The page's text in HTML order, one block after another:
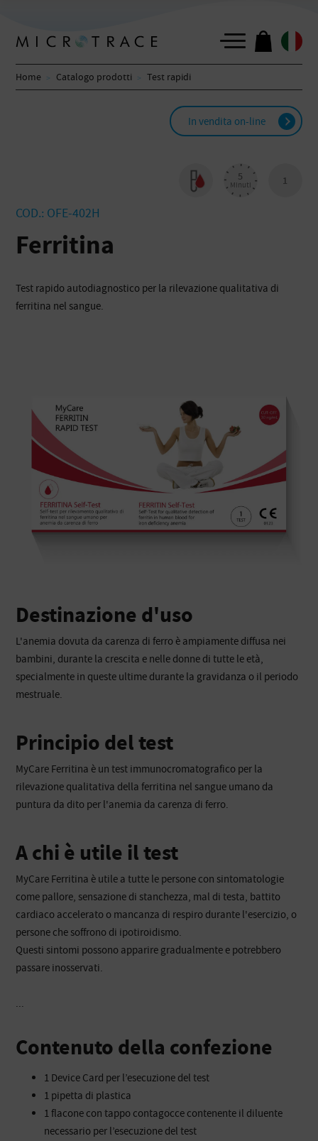
Home Catalogo prodotti Test rapidi
COD.: OFE-402H
Ferritina
Test rapido autodiagnostico per la rilevazione qualitativa di
ferritina nel sangue.
In vendita on-line
5
Minuti 1
Destinazione d'uso
L'anemia dovuta da carenza di ferro è ampiamente diffusa nei
bambini, durante la crescita e nelle donne di tutte le età,
specialmente in queste ultime durante la gravidanza o il periodo
mestruale.
Principio del test
MyCare Ferritina è un test immunocromatografico per la
rilevazione qualitativa della ferritina nel sangue umano da
puntura da dito per l'anemia da carenza di ferro.
A chi è utile il test
MyCare Ferritina è utile a tutte le persone con sintomatologie
come pallore, sensazione di stanchezza, mal di testa, battito
cardiaco accelerato o mancanza di respiro durante l'esercizio, o
persone che soffrono di ipotiroidismo.
Questi sintomi possono apparire gradualmente e potrebbero
passare inosservati.
...
Contenuto della confezione
1 Device Card per l’esecuzione del test
1 pipetta di plastica
1 flacone con tappo contagocce contenente il diluente
necessario per l’esecuzione del test